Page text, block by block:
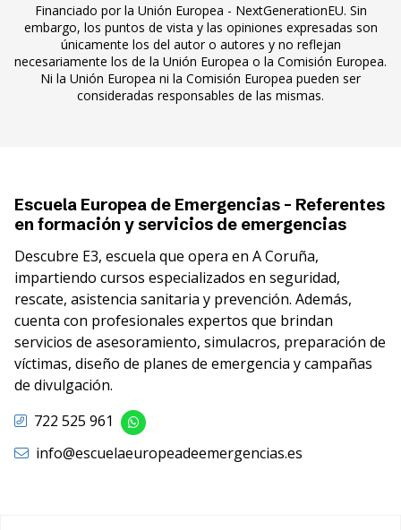
Financiado por la Unión Europea - NextGenerationEU. Sin
embargo, los puntos de vista y las opiniones expresadas son
únicamente los del autor o autores y no reflejan
necesariamente los de la Unión Europea o la Comisión Europea.
Ni la Unión Europea ni la Comisión Europea pueden ser
consideradas responsables de las mismas.
Escuela Europea de Emergencias - Referentes
en formación y servicios de emergencias
Descubre E3, escuela que opera en A Coruña,
impartiendo cursos especializados en seguridad,
rescate, asistencia sanitaria y prevención. Además,
cuenta con profesionales expertos que brindan
servicios de asesoramiento, simulacros, preparación de
víctimas, diseño de planes de emergencia y campañas
de divulgación.
722 525 961
info@escuelaeuropeadeemergencias.es